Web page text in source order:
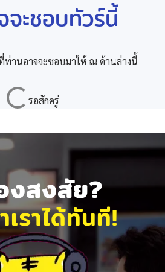
ะชอบทัวร์นี้
ท่านอาจจะชอบมาให้ ณ ด้านล่างนี้
งสงสัย?
ราได้ทันที!